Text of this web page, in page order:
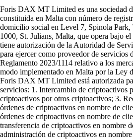
Foris DAX MT Limited es una sociedad
constituida en Malta con número de
domicilio social en Level 7, Spinola
1000, St. Julians, Malta, que opera bajo
tiene autorización de la Autoridad de
para ejercer como proveedor de servicios
Reglamento 2023/1114 relativo a los
modo implementado en Malta por la Ley
Foris DAX MT Limited está autorizada
servicios: 1. Intercambio de criptoactivos
criptoactivos por otros criptoactivos; 3.
órdenes de criptoactivos en nombre de
órdenes de criptoactivos en nombre de
transferencia de criptoactivos en nombre
administración de criptoactivos en